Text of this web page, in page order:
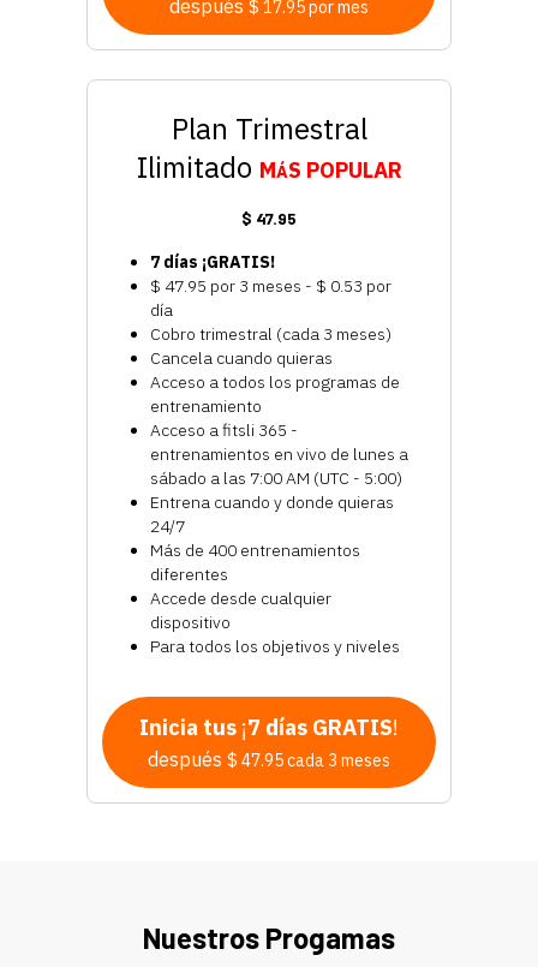
después $ 17.95 por mes
Plan Trimestral
Ilimitado MÁS POPULAR
$ 47.95
7 días ¡GRATIS!
$ 47.95 por 3 meses - $ 0.53 por
día
Cobro trimestral (cada 3 meses)
Cancela cuando quieras
Acceso a todos los programas de
entrenamiento
Acceso a fitsli 365 -
entrenamientos en vivo de lunes a
sábado a las 7:00 AM (UTC - 5:00)
Entrena cuando y donde quieras
24/7
Más de 400 entrenamientos
diferentes
Accede desde cualquier
dispositivo
Para todos los objetivos y niveles
Inicia tus ¡7 días GRATIS!
después $ 47.95 cada 3 meses
Nuestros Progamas